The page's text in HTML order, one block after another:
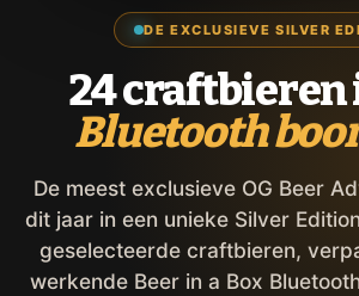
DE EXCLUSIEVE SILVER
24 craftbieren
Bluetooth
De meest exclusieve OG Beer
dit jaar in een unieke Silver
geselecteerde craftbieren,
werkende Beer in a Box